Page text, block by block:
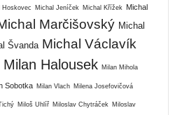
Hoskovec Michal Jeníček Michal Křížek Michal
Marčišovský Michal
Švanda Michal Václavík
Milan Halousek Milan Mihola
Sobotka Milan Vlach Milena Josefovičová
Miloš Uhlíř Miloslav Chytráček Miloslav